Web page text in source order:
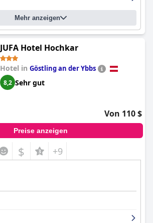
Mehr anzeigen
JUFA Hotel Hochkar
Hotel in Göstling an der Ybbs
8,2 Sehr gut
Von 110 $
Preise anzeigen
$ +9